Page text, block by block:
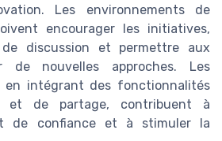
Les environnements de
encourager les initiatives,
discussion et permettre aux
de nouvelles approches. Les
en intégrant des fonctionnalités
et de partage, contribuent à
de confiance et à stimuler la